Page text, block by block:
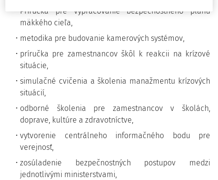
Príručka pre vypracovanie bezpečnostného plánu
mäkkého cieľa,
metodika pre budovanie kamerových systémov,
príručka pre zamestnancov škôl k reakcii na krízové
situácie,
simulačné cvičenia a školenia manažmentu krízových
situácií,
odborné školenia pre zamestnancov v školách,
doprave, kultúre a zdravotníctve,
vytvorenie centrálneho informačného bodu pre
verejnosť,
zosúladenie bezpečnostných postupov medzi
jednotlivými ministerstvami,